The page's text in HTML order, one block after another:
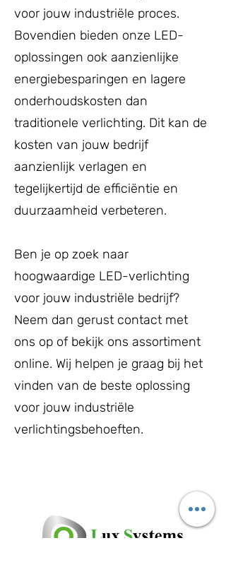
voor jouw industriële proces.
Bovendien bieden onze LED-
oplossingen ook aanzienlijke
energiebesparingen en lagere
onderhoudskosten dan
traditionele verlichting. Dit kan de
kosten van jouw bedrijf
aanzienlijk verlagen en
tegelijkertijd de efficiëntie en
duurzaamheid verbeteren.
Ben je op zoek naar
hoogwaardige LED-verlichting
voor jouw industriële bedrijf?
Neem dan gerust contact met
ons op of bekijk ons assortiment
online. Wij helpen je graag bij het
vinden van de beste oplossing
voor jouw industriële
verlichtingsbehoeften.